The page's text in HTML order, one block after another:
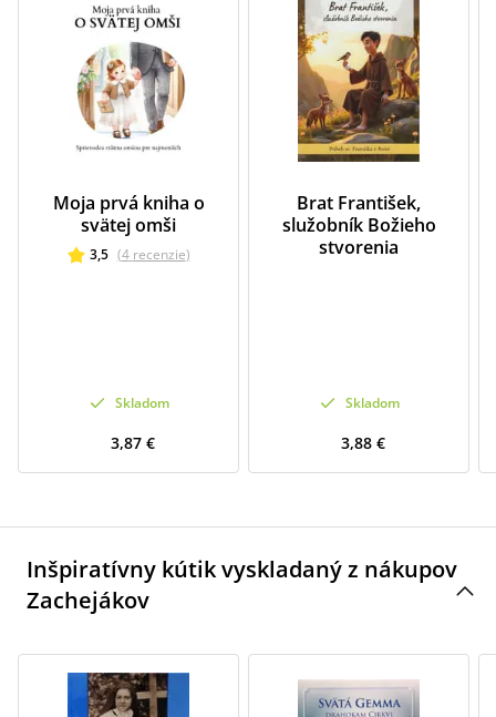
Moja prvá kniha o
svätej omši
3,5 (4 recenzie)
Skladom
3,87 €
Brat František,
služobník Božieho
stvorenia
Skladom
3,88 €
Inšpiratívny kútik vyskladaný z nákupov
Zachejákov